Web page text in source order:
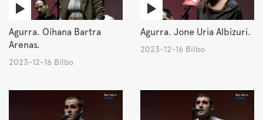
Agurra. Oihana Bartra
Arenas.
2023-12-16 Bilbo
Agurra. Jone Uria Albizuri.
2023-12-16 Bilbo